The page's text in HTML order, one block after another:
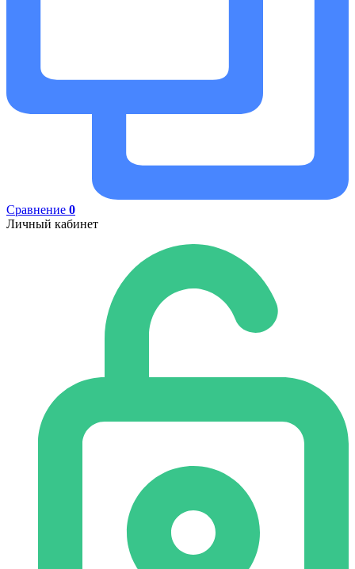
Сравнение 0
Личный кабинет